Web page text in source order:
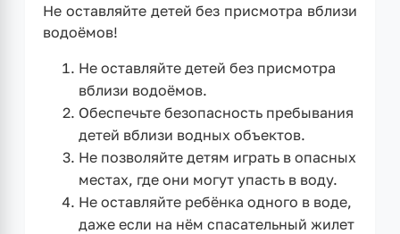
Не оставляйте детей без присмотра вблизи
водоёмов!
Не оставляйте детей без присмотра
вблизи водоёмов.
Обеспечьте безопасность пребывания
детей вблизи водных объектов.
Не позволяйте детям играть в опасных
местах, где они могут упасть в воду.
Не оставляйте ребёнка одного в воде,
даже если на нём спасательный жилет